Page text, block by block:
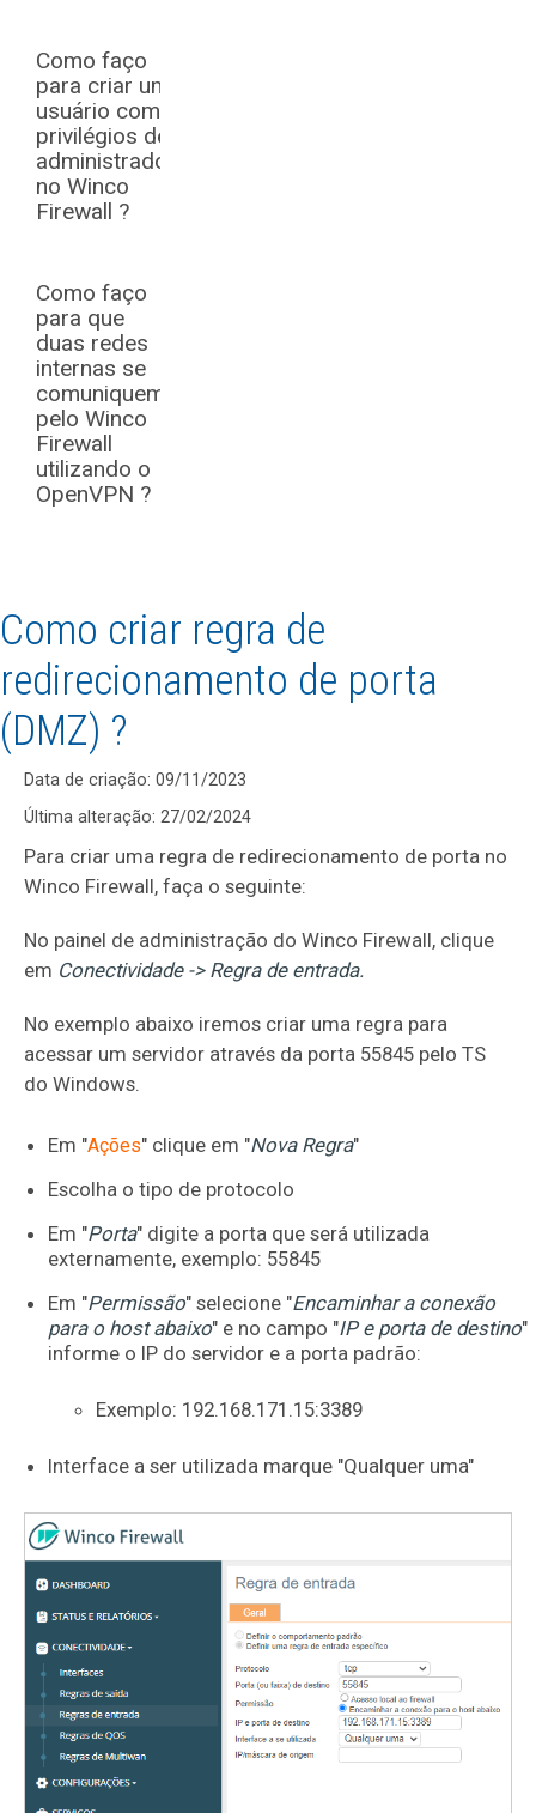
Como faço
para criar um
usuário com
privilégios de
administrador
no Winco
Firewall ?
Como faço
para que
duas redes
internas se
comuniquem
pelo Winco
Firewall
utilizando o
OpenVPN ?
Como criar regra de
redirecionamento de porta
(DMZ) ?
Data de criação: 09/11/2023
Última alteração: 27/02/2024
Para criar uma regra de redirecionamento de porta no
Winco Firewall, faça o seguinte:
No painel de administração do Winco Firewall, clique
em Conectividade -> Regra de entrada.
No exemplo abaixo iremos criar uma regra para
acessar um servidor através da porta 55845 pelo TS
do Windows.
Em "Ações" clique em "Nova Regra"
Escolha o tipo de protocolo
Em "Porta" digite a porta que será utilizada
externamente, exemplo: 55845
Em "Permissão" selecione "Encaminhar a conexão
para o host abaixo" e no campo "IP e porta de destino"
informe o IP do servidor e a porta padrão:
Exemplo: 192.168.171.15:3389
Interface a ser utilizada marque "Qualquer uma"